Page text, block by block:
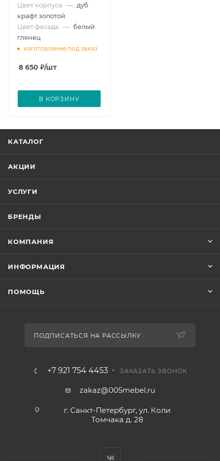
Цвет корпуса — дуб
крафт золотой
Цвет фасада — белый
глянец
изготовление под заказ
8 650 ₽/шт
В КОРЗИНУ
КАТАЛОГ
АКЦИИ
УСЛУГИ
БРЕНДЫ
КОМПАНИЯ
ИНФОРМАЦИЯ
ПОМОЩЬ
ПОДПИСАТЬСЯ НА РАССЫЛКУ
+7 921 754 4453 ЗАКАЗАТЬ ЗВОНОК
zakaz@005mebel.ru
г. Санкт-Петербург, ул. Коли
Томчака д. 28